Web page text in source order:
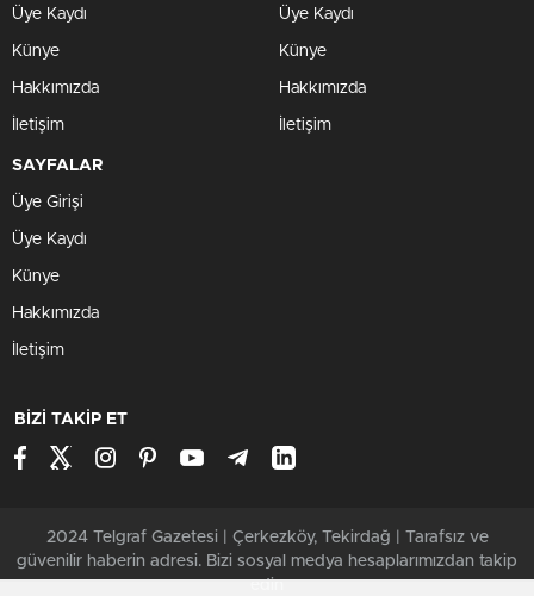
Üye Kaydı
Künye
Hakkımızda
İletişim
Üye Kaydı
Künye
Hakkımızda
İletişim
SAYFALAR
Üye Girişi
Üye Kaydı
Künye
Hakkımızda
İletişim
BİZİ TAKİP ET
2024 Telgraf Gazetesi | Çerkezköy, Tekirdağ | Tarafsız ve
güvenilir haberin adresi. Bizi sosyal medya hesaplarımızdan takip